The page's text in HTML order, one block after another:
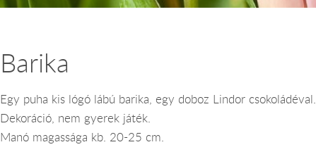
Barika
Egy puha kis lógó lábú barika, egy doboz Lindor csokoládéval.
Dekoráció, nem gyerek játék.
Manó magassága kb. 20-25 cm.